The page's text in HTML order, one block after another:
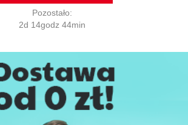
Pozostało:
2d 14godz 44min